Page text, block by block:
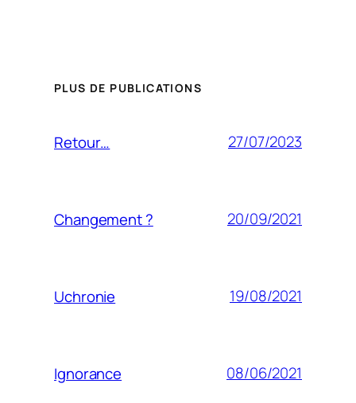
PLUS DE PUBLICATIONS
Retour… 27/07/2023
Changement ? 20/09/2021
Uchronie 19/08/2021
Ignorance 08/06/2021